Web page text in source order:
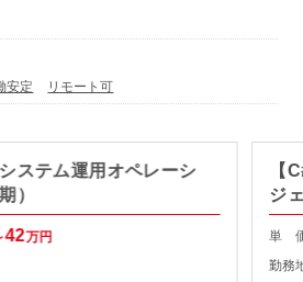
安定 リモート可
ステム運用オペレーシ
）
42万円
【
ジ
単
勤務